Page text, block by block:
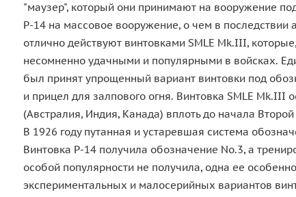
"маузер", который они принимают на вооружение
Р-14 на массовое вооружение, о чем в
отлично действуют винтовками SMLE Mk.III,
несомненно удачными и популярными в войсках.
был принят упрощенный вариант винтовки под
и прицел для залпового огня. Винтовка SMLE
(Австралия, Индия, Канада) вплоть до начала
В 1926 году путанная и устаревшая система
Винтовка Р-14 получила обозначение No.3, а
особой популярности не получила, одна ее
экспериментальных и малосерийных вариантов